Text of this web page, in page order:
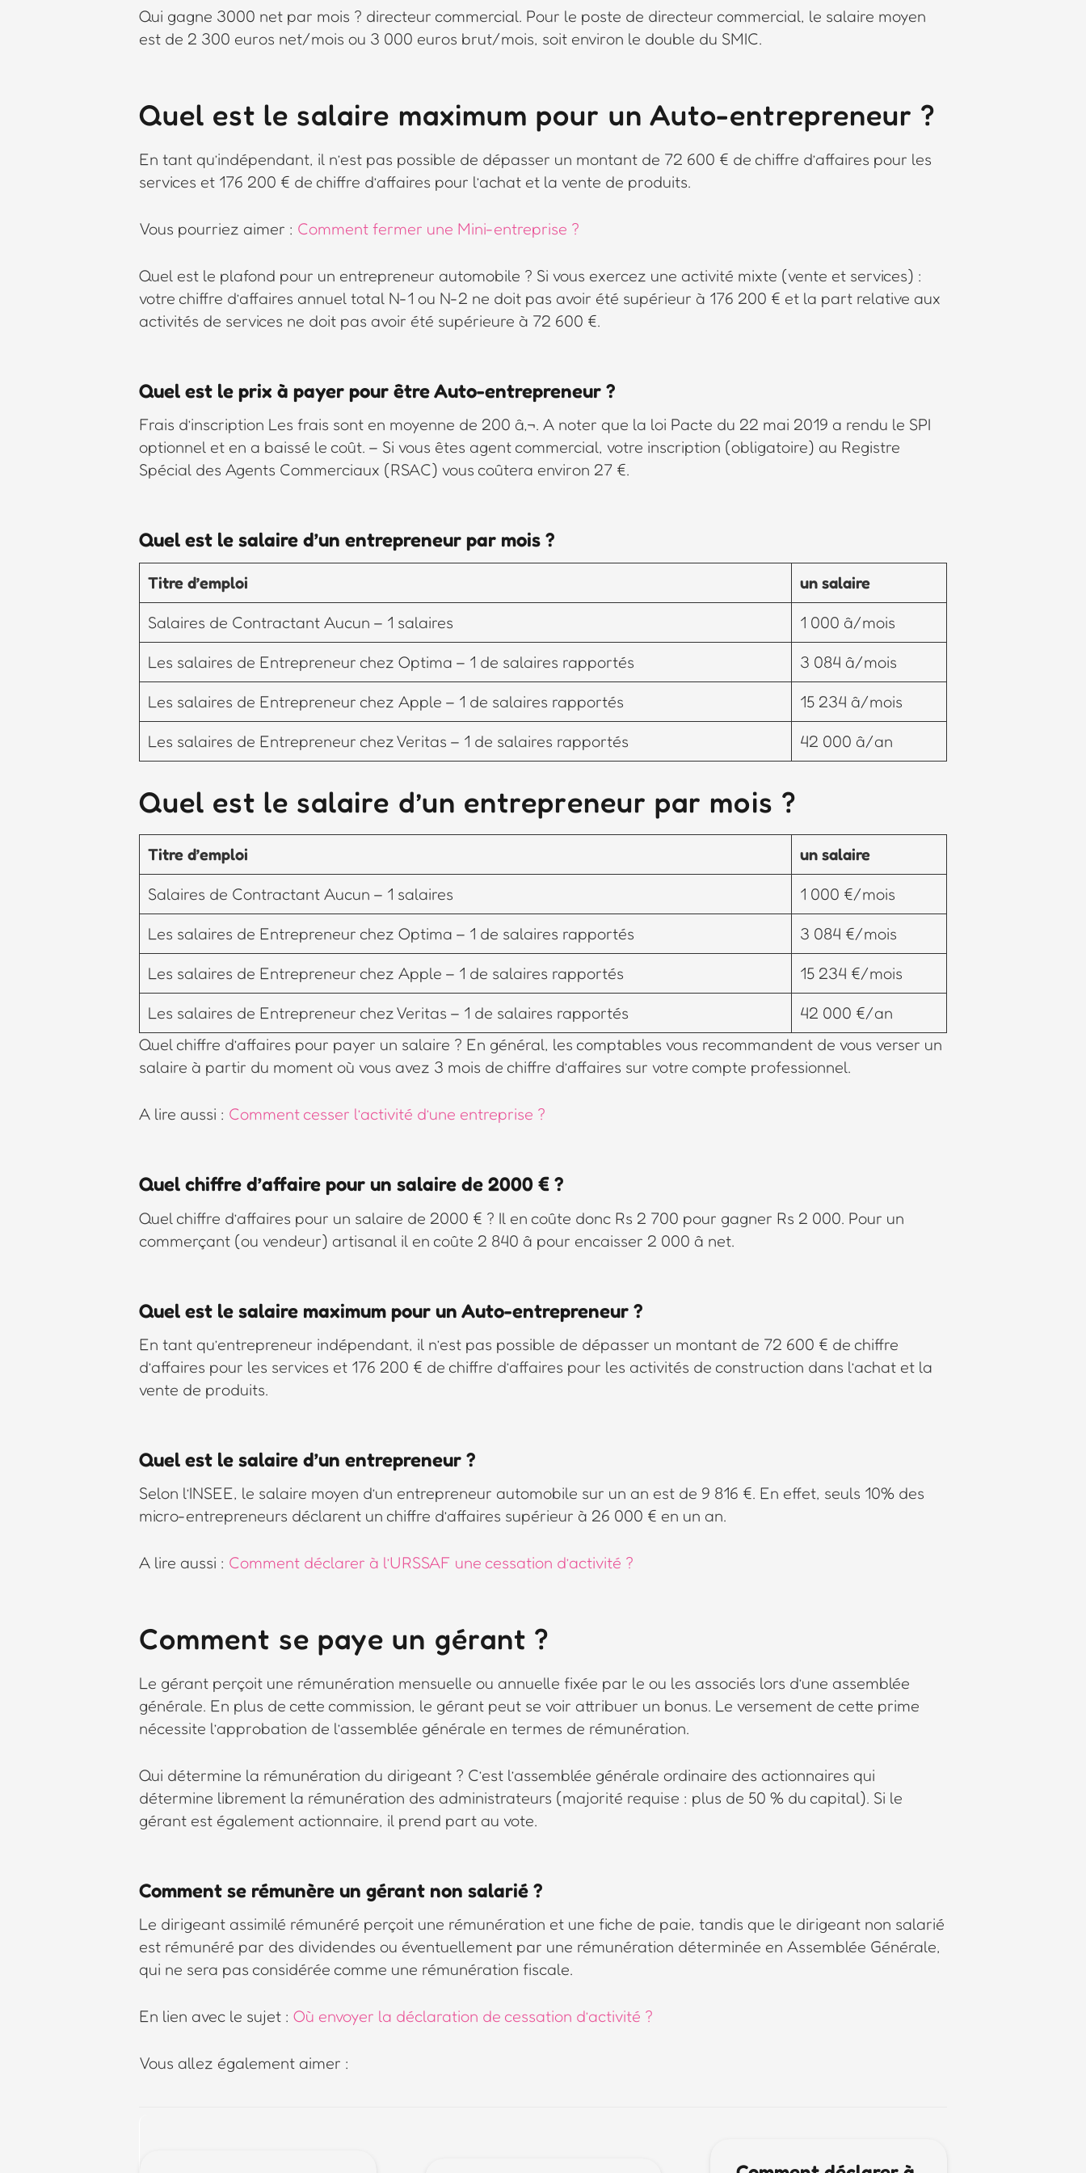
Qui gagne 3000 net par mois ? directeur commercial. Pour le poste de directeur commercial, le salaire moyen
est de 2 300 euros net/mois ou 3 000 euros brut/mois, soit environ le double du SMIC.
Quel est le salaire maximum pour un Auto-entrepreneur ?
En tant qu’indépendant, il n’est pas possible de dépasser un montant de 72 600 € de chiffre d’affaires pour les
services et 176 200 € de chiffre d’affaires pour l’achat et la vente de produits.
Vous pourriez aimer : Comment fermer une Mini-entreprise ?
Quel est le plafond pour un entrepreneur automobile ? Si vous exercez une activité mixte (vente et services) :
votre chiffre d’affaires annuel total N-1 ou N-2 ne doit pas avoir été supérieur à 176 200 € et la part relative aux
activités de services ne doit pas avoir été supérieure à 72 600 €.
Quel est le prix à payer pour être Auto-entrepreneur ?
Frais d’inscription Les frais sont en moyenne de 200 â‚¬. A noter que la loi Pacte du 22 mai 2019 a rendu le SPI
optionnel et en a baissé le coût. – Si vous êtes agent commercial, votre inscription (obligatoire) au Registre
Spécial des Agents Commerciaux (RSAC) vous coûtera environ 27 €.
Quel est le salaire d’un entrepreneur par mois ?
Titre d’emploi un salaire
Salaires de Contractant Aucun – 1 salaires 1 000 â/mois
Les salaires de Entrepreneur chez Optima – 1 de salaires rapportés 3 084 â/mois
Les salaires de Entrepreneur chez Apple – 1 de salaires rapportés 15 234 â/mois
Les salaires de Entrepreneur chez Veritas – 1 de salaires rapportés 42 000 â/an
Quel est le salaire d’un entrepreneur par mois ?
Titre d’emploi un salaire
Salaires de Contractant Aucun – 1 salaires 1 000 €/mois
Les salaires de Entrepreneur chez Optima – 1 de salaires rapportés 3 084 €/mois
Les salaires de Entrepreneur chez Apple – 1 de salaires rapportés 15 234 €/mois
Les salaires de Entrepreneur chez Veritas – 1 de salaires rapportés
42 000 €/an
Quel chiffre d’affaires pour payer un salaire ? En général, les comptables vous recommandent de vous verser un
salaire à partir du moment où vous avez 3 mois de chiffre d’affaires sur votre compte professionnel.
A lire aussi : Comment cesser l’activité d’une entreprise ?
Quel chiffre d’affaire pour un salaire de 2000 € ?
Quel chiffre d’affaires pour un salaire de 2000 € ? Il en coûte donc Rs 2 700 pour gagner Rs 2 000. Pour un
commerçant (ou vendeur) artisanal il en coûte 2 840 â pour encaisser 2 000 â net.
Quel est le salaire maximum pour un Auto-entrepreneur ?
En tant qu’entrepreneur indépendant, il n’est pas possible de dépasser un montant de 72 600 € de chiffre
d’affaires pour les services et 176 200 € de chiffre d’affaires pour les activités de construction dans l’achat et la
vente de produits.
Quel est le salaire d’un entrepreneur ?
Selon l’INSEE, le salaire moyen d’un entrepreneur automobile sur un an est de 9 816 €. En effet, seuls 10% des
micro-entrepreneurs déclarent un chiffre d’affaires supérieur à 26 000 € en un an.
A lire aussi : Comment déclarer à l’URSSAF une cessation d’activité ?
Comment se paye un gérant ?
Le gérant perçoit une rémunération mensuelle ou annuelle fixée par le ou les associés lors d’une assemblée
générale. En plus de cette commission, le gérant peut se voir attribuer un bonus. Le versement de cette prime
nécessite l’approbation de l’assemblée générale en termes de rémunération.
Qui détermine la rémunération du dirigeant ? C’est l’assemblée générale ordinaire des actionnaires qui
détermine librement la rémunération des administrateurs (majorité requise : plus de 50 % du capital). Si le
gérant est également actionnaire, il prend part au vote.
Comment se rémunère un gérant non salarié ?
Le dirigeant assimilé rémunéré perçoit une rémunération et une fiche de paie, tandis que le dirigeant non salarié
est rémunéré par des dividendes ou éventuellement par une rémunération déterminée en Assemblée Générale,
qui ne sera pas considérée comme une rémunération fiscale.
En lien avec le sujet : Où envoyer la déclaration de cessation d’activité ?
Vous allez également aimer :